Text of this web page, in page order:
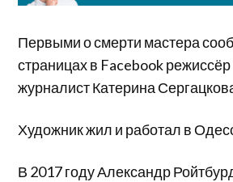
Первыми о смерти мастера
страницах в Facebook
журналист Катерина
Художник жил и работал в
В 2017 году Александр